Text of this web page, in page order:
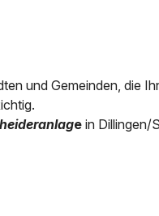
und Gemeinden, die
ein Dillingen/